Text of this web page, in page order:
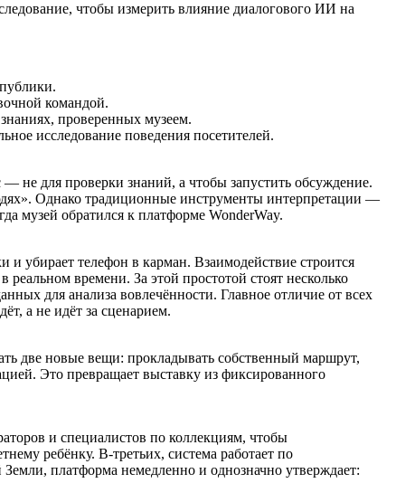
чтобы измерить влияние диалогового ИИ на
командой.
проверенных музеем.
исследование поведения посетителей.
не для проверки знаний, а чтобы запустить обсуждение.
Однако традиционные инструменты интерпретации —
музей обратился к платформе WonderWay.
убирает телефон в карман. Взаимодействие строится
времени. За этой простотой стоят несколько
для анализа вовлечённости. Главное отличие от всех
а не идёт за сценарием.
две новые вещи: прокладывать собственный маршрут,
Это превращает выставку из фиксированного
и специалистов по коллекциям, чтобы
ребёнку. В-третьих, система работает по
платформа немедленно и однозначно утверждает: